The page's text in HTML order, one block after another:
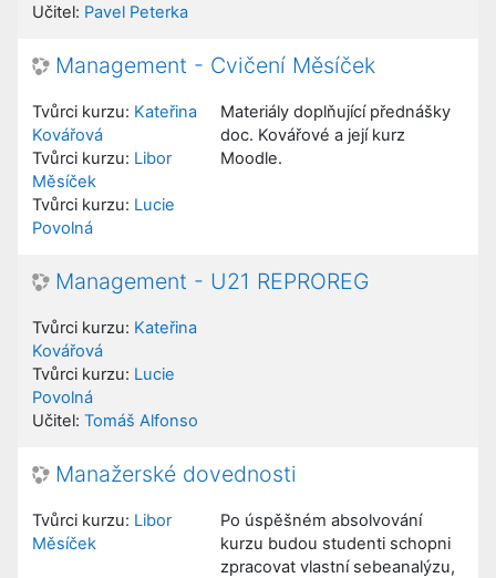
Učitel: Pavel Peterka
Management - Cvičení Měsíček
Materiály doplňující přednášky
doc. Kovářové a její kurz
Moodle.
Tvůrci kurzu: Kateřina
Kovářová
Tvůrci kurzu: Libor
Měsíček
Tvůrci kurzu: Lucie
Povolná
Management - U21 REPROREG
Tvůrci kurzu: Kateřina
Kovářová
Tvůrci kurzu: Lucie
Povolná
Učitel: Tomáš Alfonso
Manažerské dovednosti
Po úspěšném absolvování
kurzu budou studenti schopni
zpracovat vlastní sebeanalýzu,
Tvůrci kurzu: Libor
Měsíček